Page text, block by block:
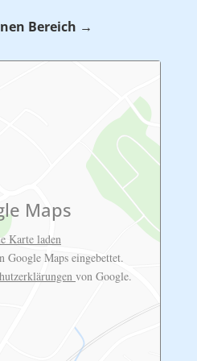
Bereich →
Maps
Karte laden
Google Maps eingebettet.
von Google.